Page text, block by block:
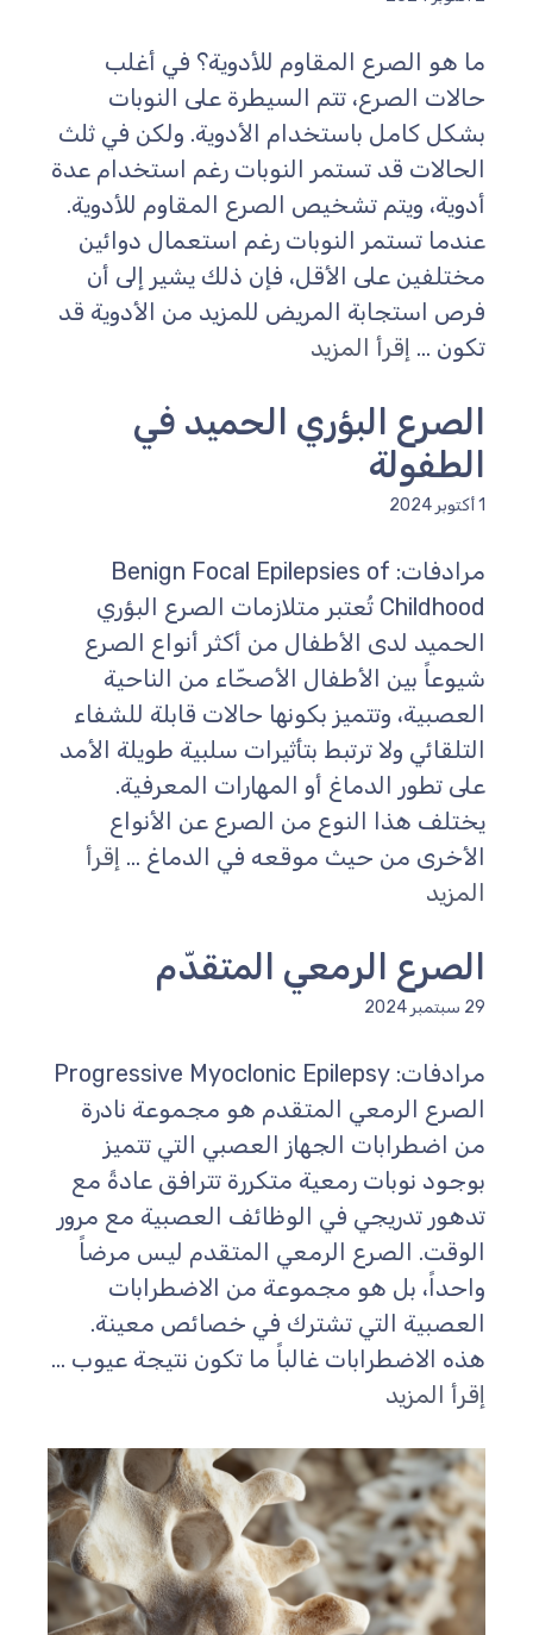
ما هو الصرع المقاوم للأدوية؟ في أغلب
حالات الصرع، تتم السيطرة على النوبات
بشكل كامل باستخدام الأدوية. ولكن في ثلث
الحالات قد تستمر النوبات رغم استخدام عدة
أدوية، ويتم تشخيص الصرع المقاوم للأدوية.
عندما تستمر النوبات رغم استعمال دوائين
مختلفين على الأقل، فإن ذلك يشير إلى أن
فرص استجابة المريض للمزيد من الأدوية قد
تكون ... إقرأ المزيد
الصرع البؤري الحميد في
الطفولة
1 أكتوبر 2024
مرادفات: Benign Focal Epilepsies of
Childhood تُعتبر متلازمات الصرع البؤري
الحميد لدى الأطفال من أكثر أنواع الصرع
شيوعاً بين الأطفال الأصحّاء من الناحية
العصبية، وتتميز بكونها حالات قابلة للشفاء
التلقائي ولا ترتبط بتأثيرات سلبية طويلة الأمد
على تطور الدماغ أو المهارات المعرفية.
يختلف هذا النوع من الصرع عن الأنواع
الأخرى من حيث موقعه في الدماغ ... إقرأ
المزيد
الصرع الرمعي المتقدّم
29 سبتمبر 2024
مرادفات: Progressive Myoclonic Epilepsy
الصرع الرمعي المتقدم هو مجموعة نادرة
من اضطرابات الجهاز العصبي التي تتميز
بوجود نوبات رمعية متكررة تترافق عادةً مع
تدهور تدريجي في الوظائف العصبية مع مرور
الوقت. الصرع الرمعي المتقدم ليس مرضاً
واحداً، بل هو مجموعة من الاضطرابات
العصبية التي تشترك في خصائص معينة.
هذه الاضطرابات غالباً ما تكون نتيجة عيوب ...
إقرأ المزيد